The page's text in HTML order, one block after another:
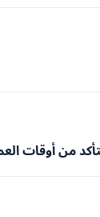
أوقات العمل